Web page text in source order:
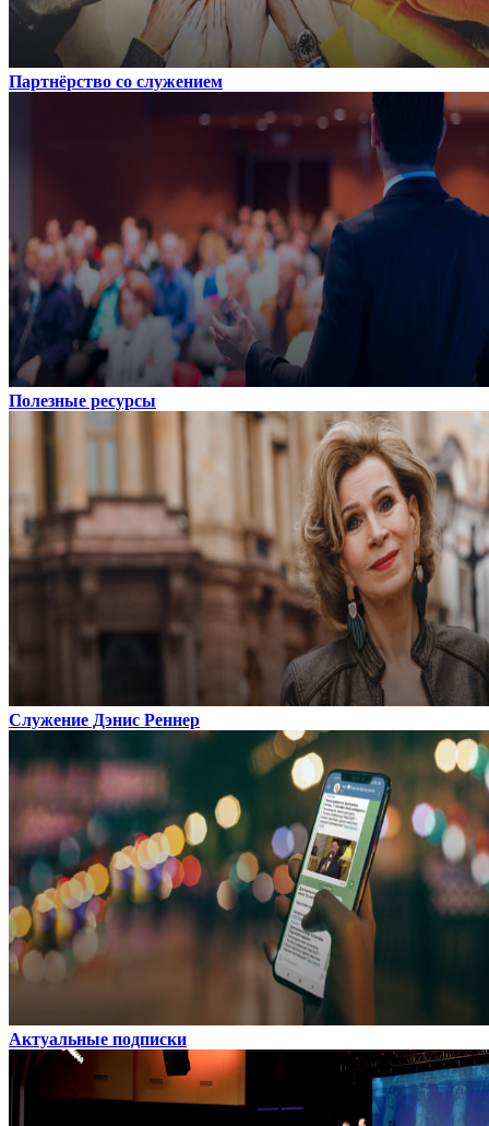
Партнёрство со служением
Полезные ресурсы
Служение Дэнис Реннер
Актуальные подписки